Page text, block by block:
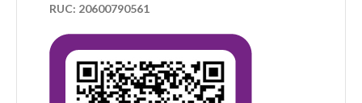
RUC: 20600790561